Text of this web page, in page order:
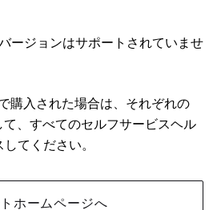
ージョンはサポートされていませ
購入された場合は、それぞれの
、すべてのセルフサービスヘル
てください。
ホームページへ